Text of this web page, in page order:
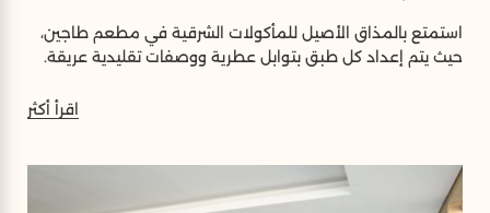
استمتع بالمذاق الأصيل للمأكولات الشرقية في مطعم طاجين،
حيث يتم إعداد كل طبق بتوابل عطرية ووصفات تقليدية عريقة.
اقرأ أكثر